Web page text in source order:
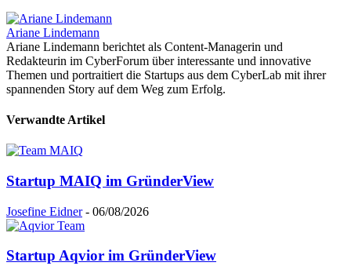
Ariane Lindemann
Ariane Lindemann berichtet als Content-Managerin und
Redakteurin im CyberForum über interessante und innovative
Themen und portraitiert die Startups aus dem CyberLab mit ihrer
spannenden Story auf dem Weg zum Erfolg.
Verwandte Artikel
Startup MAIQ im GründerView
Josefine Eidner - 06/08/2026
Startup Aqvior im GründerView